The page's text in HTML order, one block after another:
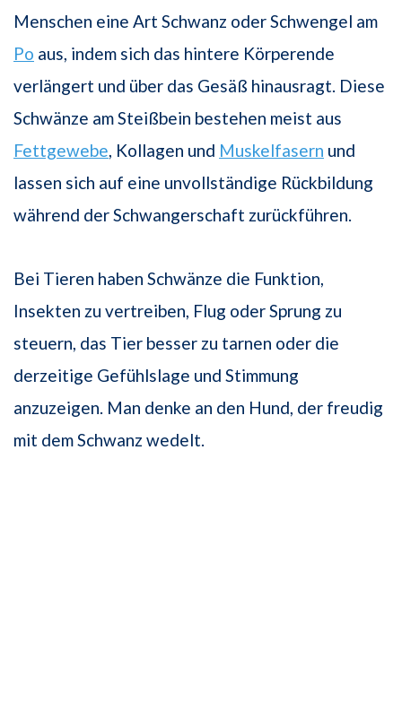
Menschen eine Art Schwanz oder Schwengel am
Po aus, indem sich das hintere Körperende
verlängert und über das Gesäß hinausragt. Diese
Schwänze am Steißbein bestehen meist aus
Fettgewebe , Kollagen und Muskelfasern und
lassen sich auf eine unvollständige Rückbildung
während der Schwangerschaft zurückführen.
Bei Tieren haben Schwänze die Funktion,
Insekten zu vertreiben, Flug oder Sprung zu
steuern, das Tier besser zu tarnen oder die
derzeitige Gefühlslage und Stimmung
anzuzeigen. Man denke an den Hund, der freudig
mit dem Schwanz wedelt.